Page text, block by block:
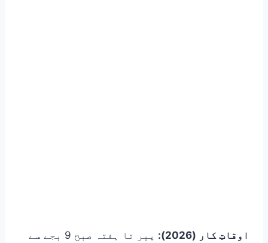
اوقاتِ کار (2026):
پیر تا ہفتہ صبح 9 بجے سے